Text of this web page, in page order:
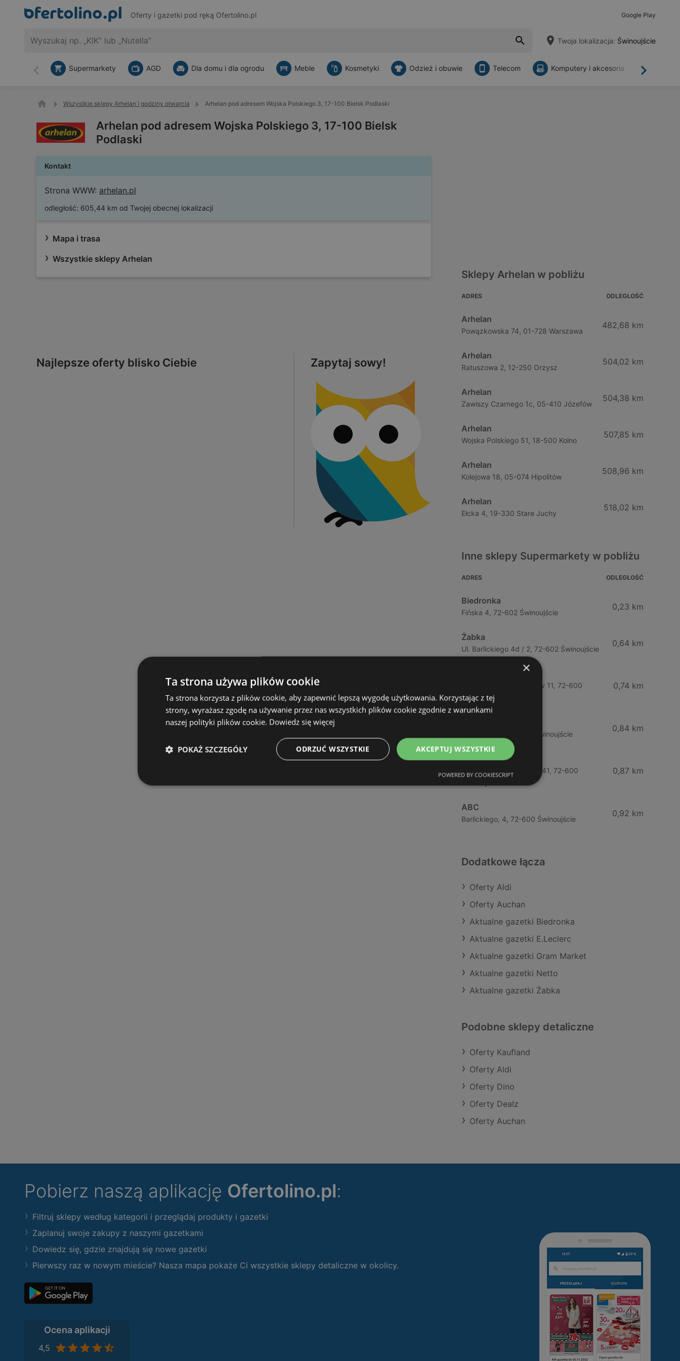
Oferty i gazetki pod ręką Ofertolino.pl Google Play
Twoja lokalizacja: Świnoujście
Wstecz Dalej
Supermarkety AGD Dla domu i dla ogrodu Meble Kosmetyki Odzież i obuwie Telecom Komputery i akcesoria
Wszystkie sklepy Arhelan i godziny otwarcia Arhelan pod adresem Wojska Polskiego 3, 17-100 Bielsk Podlaski
Arhelan pod adresem Wojska Polskiego 3, 17-100 Bielsk
Podlaski
Kontakt
Strona WWW: arhelan.pl
odległość: 605,44 km od Twojej obecnej lokalizacji
Mapa i trasa
Wszystkie sklepy Arhelan
Najlepsze oferty blisko Ciebie Zapytaj sowy!
Sklepy Arhelan w pobliżu
ADRES ODLEGŁOŚĆ
Arhelan
Powązkowska 74, 01-728 Warszawa
482,68 km
Arhelan
Ratuszowa 2, 12-250 Orzysz
504,02 km
Arhelan
Zawiszy Czarnego 1c, 05-410 Józefów
504,38 km
Arhelan
Wojska Polskiego 51, 18-500 Kolno
507,85 km
Arhelan
Kolejowa 18, 05-074 Hipolitów
508,96 km
Arhelan
Ełcka 4, 19-330 Stare Juchy
518,02 km
Inne sklepy Supermarkety w pobliżu
ADRES ODLEGŁOŚĆ
Biedronka
Fińska 4, 72-602 Świnoujście
0,23 km
Żabka
Ul. Barlickiego 4d / 2, 72-602 Świnoujście
0,64 km
Wybrzeze Władysława Iv 11, 72-600
Świnoujście
0,74 km
Chrobrego 9, 72-600 Świnoujście
0,84 km
Lidl
Ul. Bohaterów Września 41, 72-600
0,87 km
ABC
Barlickiego, 4, 72-600 Świnoujście
0,92 km
Dodatkowe łącza
Oferty Aldi
Oferty Auchan
Aktualne gazetki Biedronka
Aktualne gazetki E.Leclerc
Aktualne gazetki Gram Market
Aktualne gazetki Netto
Aktualne gazetki Żabka
Podobne sklepy detaliczne
Oferty Kaufland
Oferty Aldi
Oferty Dino
Oferty Dealz
Oferty Auchan
Pobierz naszą aplikację Ofertolino.pl:
Filtruj sklepy według kategorii i przeglądaj produkty i gazetki
Zaplanuj swoje zakupy z naszymi gazetkami
Dowiedz się, gdzie znajdują się nowe gazetki
Pierwszy raz w nowym mieście? Nasza mapa pokaże Ci wszystkie sklepy detaliczne w okolicy.
Ocena aplikacji
4,5
×
Ta strona używa plików cookie
Ta strona korzysta z plików cookie, aby zapewnić lepszą wygodę użytkowania. Korzystając z tej
strony, wyrażasz zgodę na używanie przez nas wszystkich plików cookie zgodnie z warunkami
naszej polityki plików cookie. Dowiedz się więcej
AKCEPTUJ WSZYSTKIE
ODRZUĆ WSZYSTKIE
POKAŻ SZCZEGÓŁY
POWERED BY COOKIESCRIPT